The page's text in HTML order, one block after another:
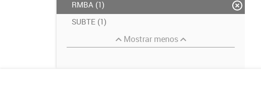
RMBA (1)
SUBTE (1)
Mostrar menos